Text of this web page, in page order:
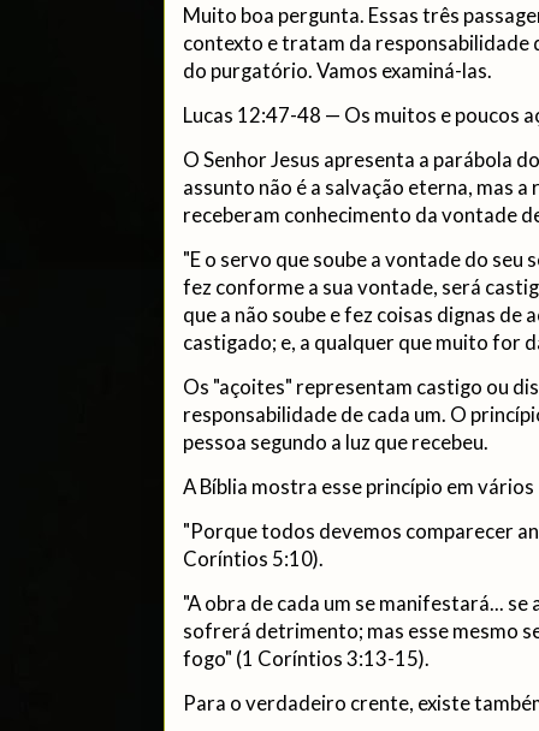
Muito boa pergunta. Essas três
contexto e tratam da responsabilidade
do purgatório. Vamos examiná-las.
Lucas 12:47-48 — Os muitos e poucos
O Senhor Jesus apresenta a parábola
assunto não é a salvação eterna, mas
receberam conhecimento da vontade
"E o servo que soube a vontade do seu
fez conforme a sua vontade, será
que a não soube e fez coisas dignas de
castigado; e, a qualquer que muito for
Os "açoites" representam castigo ou
responsabilidade de cada um. O
pessoa segundo a luz que recebeu.
A Bíblia mostra esse princípio em vários
"Porque todos devemos comparecer
Coríntios 5:10).
"A obra de cada um se manifestará... se
sofrerá detrimento; mas esse mesmo
fogo" (1 Coríntios 3:13-15).
Para o verdadeiro crente, existe